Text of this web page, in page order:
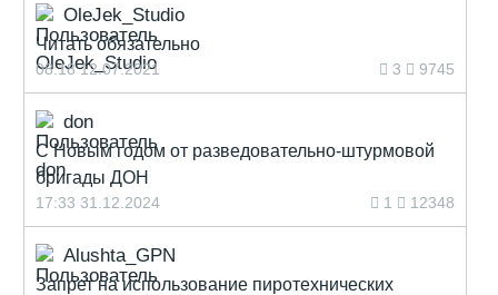
OleJek_Studio
Читать обязательно
08:18 12.07.2021 3 9745
don
С Новым годом от разведовательно-штурмовой
бригады ДОН
17:33 31.12.2024 1 12348
Alushta_GPN
Запрет на использование пиротехнических